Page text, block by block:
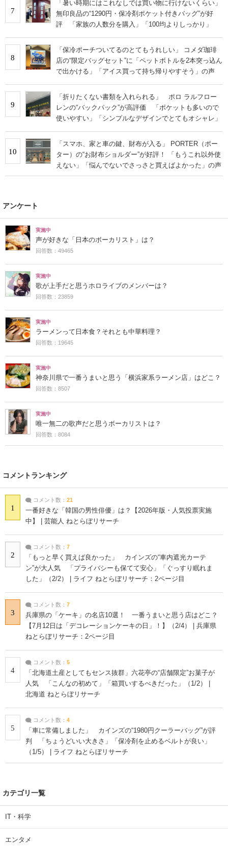
7
「暑い時期にはこれなしでは買い物に行けないくらい」
無印良品の“1290円・保冷剤ポケット付きバッグ”が好
評 「家族の人数分を購入」「100均よりしっかり」
8
「保冷ポーチついてるのとてもうれしい」 コメダ珈琲
店の“限定バッグセット”に「ペットボトルを2本突っ込ん
で出かける」「アイス買って持ち帰りやすそう」の声
9
「折りたくない書類を入れられる」 ポロ ラルフロー
レンの“バックパック”が高評価 「ポケットも多いので
使いやすい」「シンプルなデザインでとてもオシャレ」
10
「スマホ、家と車の鍵、財布が入る」 PORTER（ポー
ター）の“お財布ショルダー”が好評！ 「もうこれ以外使
えない」「悩んでないでさっさと買えばよかった」の声
アンケート
実施中
声が好きな「日本のボーカリスト」は？
回答数：49465
実施中
歌が上手だと思うホロライブのメンバーは？
回答数：23859
実施中
ラーメンって日本食？それとも中華料理？
回答数：19645
実施中
神奈川県で一番うまいと思う「横浜家系ラーメン店」はどこ？
回答数：8507
実施中
唯一無二の歌声だと思うボーカリストは？
回答数：8084
コメントランキング
1
コメント数： 21
一番好きな「韓国の男性俳優」は？【2026年版・人気投票実施
中】 | 芸能人 ねとらぼリサーチ
2
コメント数： 7
「もっと早く買えば良かった」 カインズの“車内遮光カーテ
ン”が大人気 「プライバシーも保てて安心」「ぐっすり眠れま
した」（2/2） | ライフ ねとらぼリサーチ：2ページ目
3
コメント数： 7
兵庫県の「ケーキ」の名店10選！ 一番うまいと思う店はどこ？
【7月12日は「デコレーションケーキの日」！】（2/4） | 兵庫県
ねとらぼリサーチ：2ページ目
4
コメント数： 5
「北海道土産としてもセンス抜群」六花亭の“店舗限定”お菓子が
人気 「こんなの初めて」「箱買いするべきだった」（1/2） |
北海道 ねとらぼリサーチ
5
コメント数： 4
「車に常備しました」 カインズの“1980円クーラーバッグ”が評
判 「ちょうどいい大きさ」「保冷剤を止めるベルトが良い」
（1/5） | ライフ ねとらぼリサーチ
カテゴリ一覧
IT・科学
エンタメ